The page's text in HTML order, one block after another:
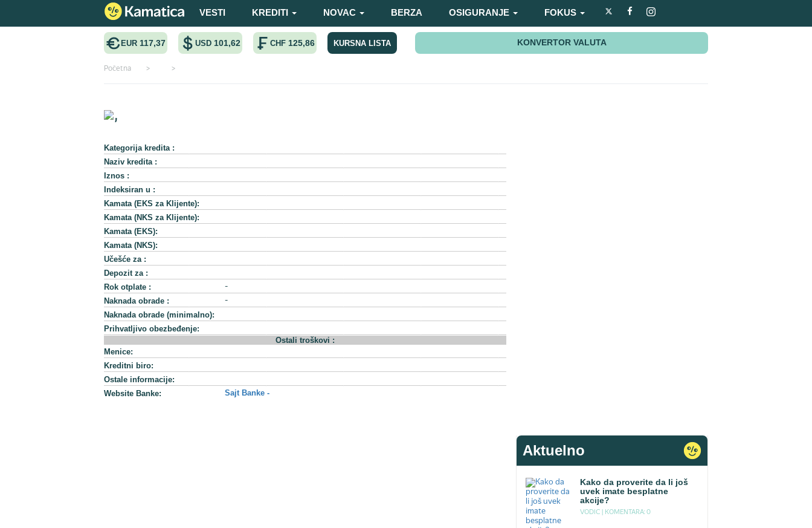
VESTI KREDITI NOVAC BERZA OSIGURANJE FOKUS
EUR 117,37 USD 101,62 CHF 125,86 KURSNA LISTA KONVERTOR VALUTA
Početna > >
,
Kategorija kredita :
Naziv kredita :
Iznos :
Indeksiran u :
Kamata (EKS za Klijente):
Kamata (NKS za Klijente):
Kamata (EKS):
Kamata (NKS):
Učešće za :
Depozit za :
Rok otplate :
-
Naknada obrade : -
Naknada obrade (minimalno):
Prihvatljivo obezbeđenje:
Ostali troškovi :
Menice:
Kreditni biro:
Ostale informacije:
Website Banke:
Sajt Banke -
Aktuelno
Kako da proverite da li još
uvek imate besplatne
akcije?
VODIC | KOMENTARA: 0